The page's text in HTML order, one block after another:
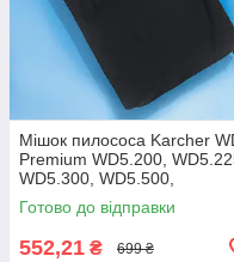
Мішок пилососа Karcher
Premium WD5.200,
WD5.300, WD5.500,
WD5.470, WD5.260,
WD5.400, WD5.450
багаторазовий
Готово до відправки
552,21 ₴ 699 ₴